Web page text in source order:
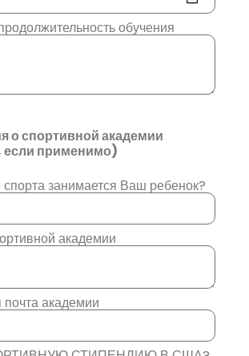
обучения
о спортивной академии
если применимо)
занимается Ваш ребенок?
академии
академии